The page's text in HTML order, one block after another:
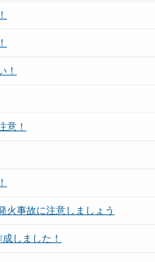
！
意！
火事故に注意しましょう
しました！